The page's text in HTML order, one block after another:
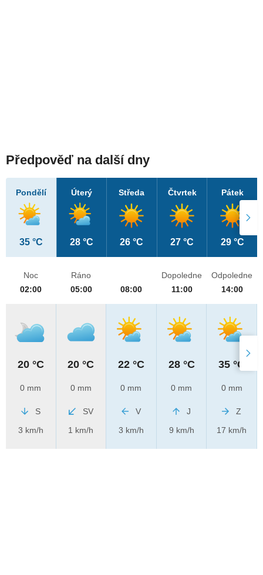
Předpověď na další dny
Pondělí
35 °C
Úterý
28 °C
Středa
26 °C
Čtvrtek
27 °C
Pátek
29 °C
Noc
02:00
20 °C
0 mm
S
3 km/h
Ráno
05:00
20 °C
0 mm
SV
1 km/h
08:00
22 °C
0 mm
V
3 km/h
Dopoledne
11:00
28 °C
0 mm
J
9 km/h
Odpoledne
14:00
35 °C
0 mm
Z
17 km/h